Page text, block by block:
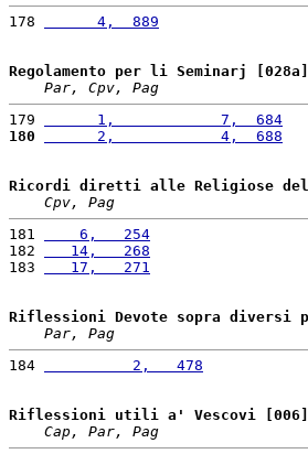
178
      4,  889
Regolamento per li Seminarj [028a]
Par, Cpv, Pag
179
      1,            7,  684
180
      2,            4,  688
Ricordi diretti alle Religiose del
Cpv, Pag
181
    6,   254
182
   14,   268
183
   17,   271
Riflessioni Devote sopra diversi
Par, Pag
184
          2,   478
Riflessioni utili a' Vescovi [006]
Cap, Par, Pag